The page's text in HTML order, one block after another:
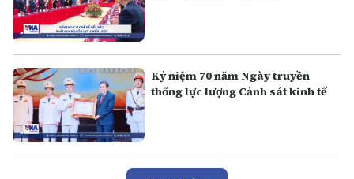
Kỷ niệm 70 năm Ngày truyền
thống lực lượng Cảnh sát kinh tế